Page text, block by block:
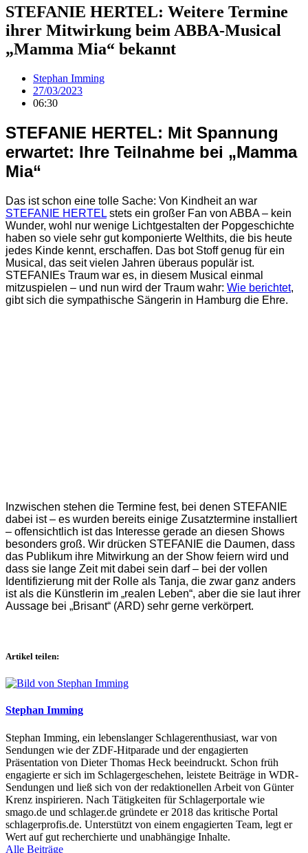
STEFANIE HERTEL: Weitere Termine
ihrer Mitwirkung beim ABBA-Musical
„Mamma Mia“ bekannt
Stephan Imming
27/03/2023
06:30
STEFANIE HERTEL: Mit Spannung
erwartet: Ihre Teilnahme bei „Mamma
Mia“
Das ist schon eine tolle Sache: Von Kindheit an war
STEFANIE HERTEL stets ein großer Fan von ABBA – kein
Wunder, wohl nur wenige Lichtgestalten der Popgeschichte
haben so viele sehr gut komponierte Welthits, die bis heute
jedes Kinde kennt, erschaffen. Das bot Stoff genug für ein
Musical, das seit vielen Jahren überaus populär ist.
STEFANIEs Traum war es, in diesem Musical einmal
mitzuspielen – und nun wird der Traum wahr: Wie berichtet,
gibt sich die sympathische Sängerin in Hamburg die Ehre.
Inzwischen stehen die Termine fest, bei denen STEFANIE
dabei ist – es wurden bereits einige Zusatztermine installiert
– offensichtlich ist das Interesse gerade an diesen Shows
besonders groß. Wir drücken STEFANIE die Daumen, dass
das Publikum ihre Mitwirkung an der Show feiern wird und
dass sie lange Zeit mit dabei sein darf – bei der vollen
Identifizierung mit der Rolle als Tanja, die zwar ganz anders
ist als die Künstlerin im „realen Leben“, aber die sie laut ihrer
Aussage bei „Brisant“ (ARD) sehr gerne verkörpert.
Artikel teilen:
Stephan Imming
Stephan Imming, ein lebenslanger Schlagerenthusiast, war von
Sendungen wie der ZDF-Hitparade und der engagierten
Präsentation von Dieter Thomas Heck beeindruckt. Schon früh
engagierte er sich im Schlagergeschehen, leistete Beiträge in WDR-
Sendungen und ließ sich von der redaktionellen Arbeit von Günter
Krenz inspirieren. Nach Tätigkeiten für Schlagerportale wie
smago.de und schlager.de gründete er 2018 das kritische Portal
schlagerprofis.de. Unterstützt von einem engagierten Team, legt er
Wert auf gut recherchierte und unabhängige Inhalte.
Alle Beiträge